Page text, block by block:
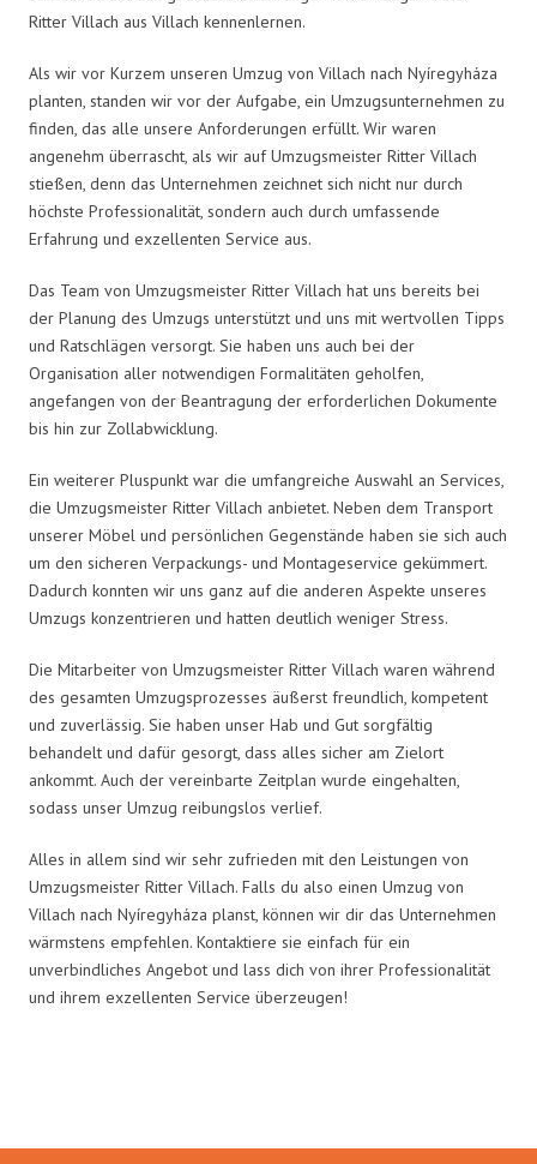
Ritter Villach aus Villach kennenlernen.
Als wir vor Kurzem unseren Umzug von Villach nach Nyíregyháza
planten, standen wir vor der Aufgabe, ein Umzugsunternehmen zu
finden, das alle unsere Anforderungen erfüllt. Wir waren
angenehm überrascht, als wir auf Umzugsmeister Ritter Villach
stießen, denn das Unternehmen zeichnet sich nicht nur durch
höchste Professionalität, sondern auch durch umfassende
Erfahrung und exzellenten Service aus.
Das Team von Umzugsmeister Ritter Villach hat uns bereits bei
der Planung des Umzugs unterstützt und uns mit wertvollen Tipps
und Ratschlägen versorgt. Sie haben uns auch bei der
Organisation aller notwendigen Formalitäten geholfen,
angefangen von der Beantragung der erforderlichen Dokumente
bis hin zur Zollabwicklung.
Ein weiterer Pluspunkt war die umfangreiche Auswahl an Services,
die Umzugsmeister Ritter Villach anbietet. Neben dem Transport
unserer Möbel und persönlichen Gegenstände haben sie sich auch
um den sicheren Verpackungs- und Montageservice gekümmert.
Dadurch konnten wir uns ganz auf die anderen Aspekte unseres
Umzugs konzentrieren und hatten deutlich weniger Stress.
Die Mitarbeiter von Umzugsmeister Ritter Villach waren während
des gesamten Umzugsprozesses äußerst freundlich, kompetent
und zuverlässig. Sie haben unser Hab und Gut sorgfältig
behandelt und dafür gesorgt, dass alles sicher am Zielort
ankommt. Auch der vereinbarte Zeitplan wurde eingehalten,
sodass unser Umzug reibungslos verlief.
Alles in allem sind wir sehr zufrieden mit den Leistungen von
Umzugsmeister Ritter Villach. Falls du also einen Umzug von
Villach nach Nyíregyháza planst, können wir dir das Unternehmen
wärmstens empfehlen. Kontaktiere sie einfach für ein
unverbindliches Angebot und lass dich von ihrer Professionalität
und ihrem exzellenten Service überzeugen!